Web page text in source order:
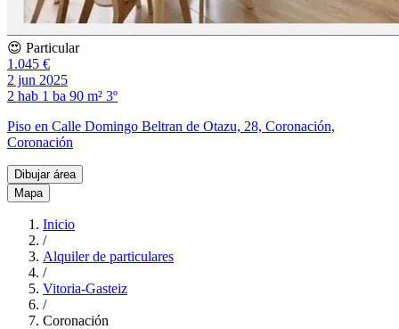
😍 Particular
1.045 €
2 jun 2025
2 hab 1 ba 90 m² 3º
Piso en Calle Domingo Beltran de Otazu, 28, Coronación,
Coronación
Dibujar área
Mapa
Inicio
/
Alquiler de particulares
/
Vitoria-Gasteiz
/
Coronación